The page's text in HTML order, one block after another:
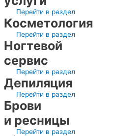
Перейти в раздел
Косметология
Перейти в раздел
Ногтевой
сервис
Перейти в раздел
Депиляция
Перейти в раздел
Брови
и ресницы
Перейти в раздел